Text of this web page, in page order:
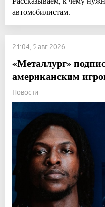
автомобилистам.
21:04, 5 авг 2026
«Металлург»
американским
Новости